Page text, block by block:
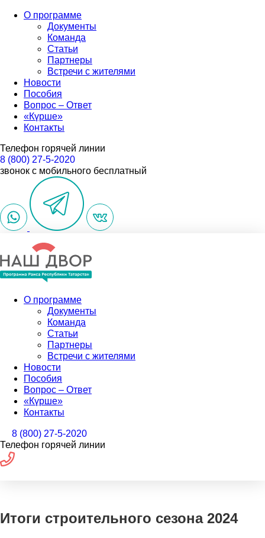
О программе
Документы
Команда
Статьи
Партнеры
Встречи с жителями
Новости
Пособия
Вопрос – Ответ
«Күрше»
Контакты
Телефон горячей линии
8 (800) 27-5-2020
звонок с мобильного бесплатный
О программе
Документы
Команда
Статьи
Партнеры
Встречи с жителями
Новости
Пособия
Вопрос – Ответ
«Күрше»
Контакты
8 (800) 27-5-2020
Телефон горячей линии
Итоги строительного сезона 2024